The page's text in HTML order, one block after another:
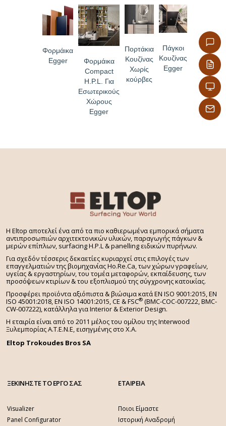
– Υψηλή αισθητική, υφή και αφή
Φορμάικα
Egger
Φορμάικα
Compact
H.P.L. Για
Εσωτερικούς
Χώρους
Egger
Πορτάκια
Κουζίνας
Χωρίς
κούρβες
Πάγκοι
Κουζίνας
Egger
H Eltop αποτελεί ένα από τα πιο καθιερωμένα εμπορικά σήματα
αντιπροσωπιών αρχιτεκτονικών υλικών, παραγωγής πάγκων &
μερών επίπλων, surfacing H.P.L & panelling ειδικών πυρήνων.
Για σχεδόν τέσσερις δεκαετίες κυριαρχεί στις επιλογές των
επαγγελματιών της βιομηχανίας Ho.Re.Ca, των χώρων γραφείων,
υγείας & εργαστηρίων, του τομέα μεταφορών, εκπαίδευσης, των
προσόψεων κτιρίων & του εξοπλισμού της σύγχρονης κατοικίας.
Προσφέρει προϊόντα αξιόπιστα & βιώσιμα κατά EN ISO 9001:2015, EN
ISO 45001:2018, EN ISO 14001:2015,CE & FSC® (BMC-COC-007222, BMC-
CW-007222), κατάλληλα για Interior & Exterior Design.
Η εταιρία είναι από το 2011 μέλος του ομίλου της Interwood
Ξυλεμπορίας Α.Τ.Ε.Ν.Ε, εισηγμένης στο Χ.A.
Eltop Trokoudes Bros SA
ΞΕΚΙΝΗΣΤΕ ΤΟ ΕΡΓΟ ΣΑΣ
Visualizer
Panel Configurator
ΕΤΑΙΡΕΙΑ
Ποιοι Είμαστε
Ιστορική Αναδρομή